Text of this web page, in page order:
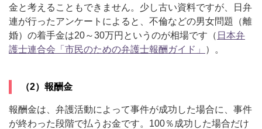
金と考えることもできません。少し古い資料ですが、日弁
連が行ったアンケートによると、不倫などの男女問題（離
婚）の着手金は20～30万円というのが相場です（ 日本弁
護士連合会「市民のための弁護士報酬ガイド」
）。
（2）報酬金
報酬金は、弁護活動によって事件が成功した場合に、事件
が終わった段階で払うお金です。100％成功した場合だけ